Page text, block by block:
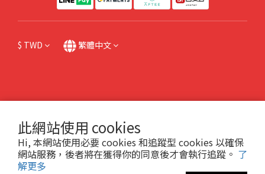
此網站使用 cookies
Hi, 本網站使用必要 cookies 和追蹤型 cookies 以確保
網站服務，後者將在獲得你的同意後才會執行追蹤。 了
解更多
$ TWD 繁體中文
或個人機敏資料，也請不要點擊任何不明連結。如有任何問題請直接來電本公司，或
撥打165防詐專線諮詢。